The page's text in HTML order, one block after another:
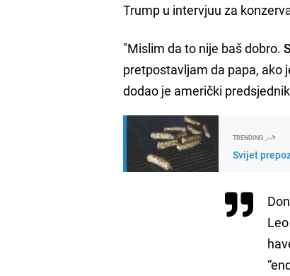
Trump u intervjuu za
"Mislim da to nije baš dobro.
pretpostavljam da papa, ako
dodao je američki
TRENDING
Svijet